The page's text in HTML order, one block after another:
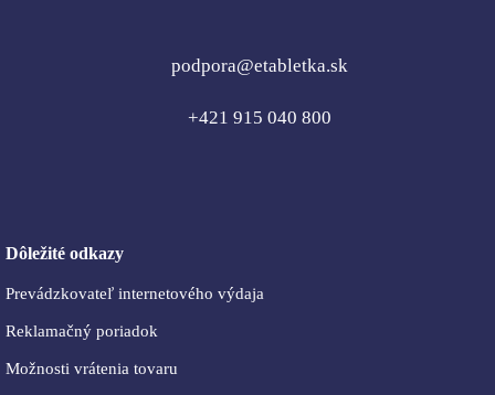
podpora@etabletka.sk
+421 915 040 800
Dôležité odkazy
Prevádzkovateľ internetového výdaja
Reklamačný poriadok
Možnosti vrátenia tovaru